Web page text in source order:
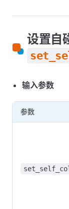
设置自
输入参数
参数